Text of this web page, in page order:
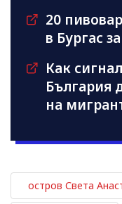
20
в Бургас
Как
България
на
остров Света